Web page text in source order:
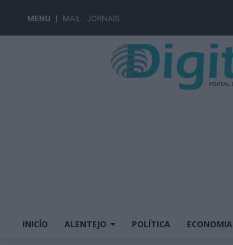
MENU MAIL JORNAIS
INICÍO ALENTEJO POLÍTICA ECONOMIA